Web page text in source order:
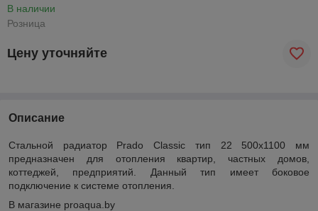
В наличии
Розница
Цену уточняйте
Описание
Стальной радиатор Prado Classic тип 22 500x1100 мм
предназначен для отопления квартир, частных домов,
коттеджей, предприятий. Данный тип имеет боковое
подключение к системе отопления.
В магазине proaqua.by